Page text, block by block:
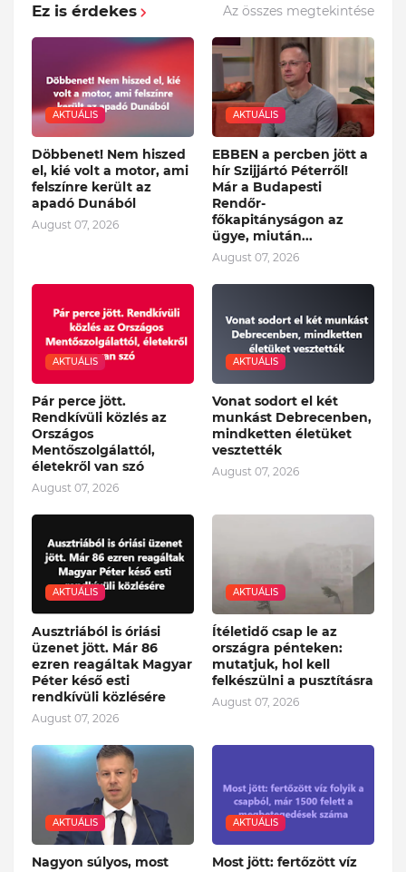
Ez is érdekes Az összes megtekintése
AKTUÁLIS
Döbbenet! Nem hiszed
el, kié volt a motor, ami
felszínre került az
apadó Dunából
August 07, 2026
AKTUÁLIS
EBBEN a percben jött a
hír Szijjártó Péterről!
Már a Budapesti
Rendőr-
főkapitányságon az
ügye, miután...
August 07, 2026
AKTUÁLIS
Pár perce jött.
Rendkívüli közlés az
Országos
Mentőszolgálattól,
életekről van szó
August 07, 2026
AKTUÁLIS
Vonat sodort el két
munkást Debrecenben,
mindketten életüket
vesztették
August 07, 2026
AKTUÁLIS
Ausztriából is óriási
üzenet jött. Már 86
ezren reagáltak Magyar
Péter késő esti
rendkívüli közlésére
August 07, 2026
AKTUÁLIS
Ítéletidő csap le az
országra pénteken:
mutatjuk, hol kell
felkészülni a pusztításra
August 07, 2026
AKTUÁLIS
Nagyon súlyos, most
AKTUÁLIS
Most jött: fertőzött víz